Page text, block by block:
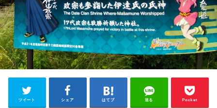
ツイート シェア はてブ 送る Pocket